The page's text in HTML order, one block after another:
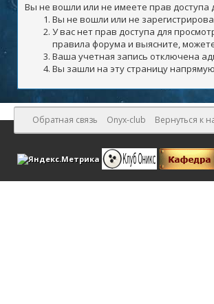
Вы не вошли или не имеете прав
Вы не вошли или не
У вас нет прав доступа для
правила форума и выясните,
Ваша учетная запись отключена
Вы зашли на эту страницу
Обратная связь Onyx-club Вернуться к